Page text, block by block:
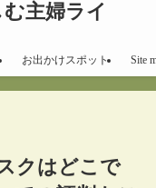
主婦ライ
お出かけスポット Site
クはどこで